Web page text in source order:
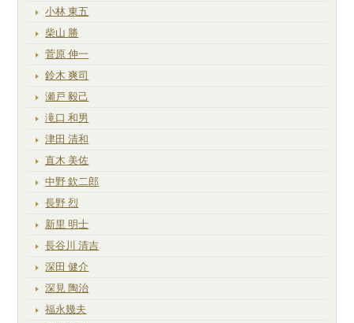
小林 東五
柴山 勝
菅原 伸一
鈴木 爽司
瀬戸 毅己
滝口 和男
津田 清和
直木 美佐
中野 欽二郎
長野 烈
新里 明士
長谷川 清吉
深田 健介
深見 陶治
福永幾夫